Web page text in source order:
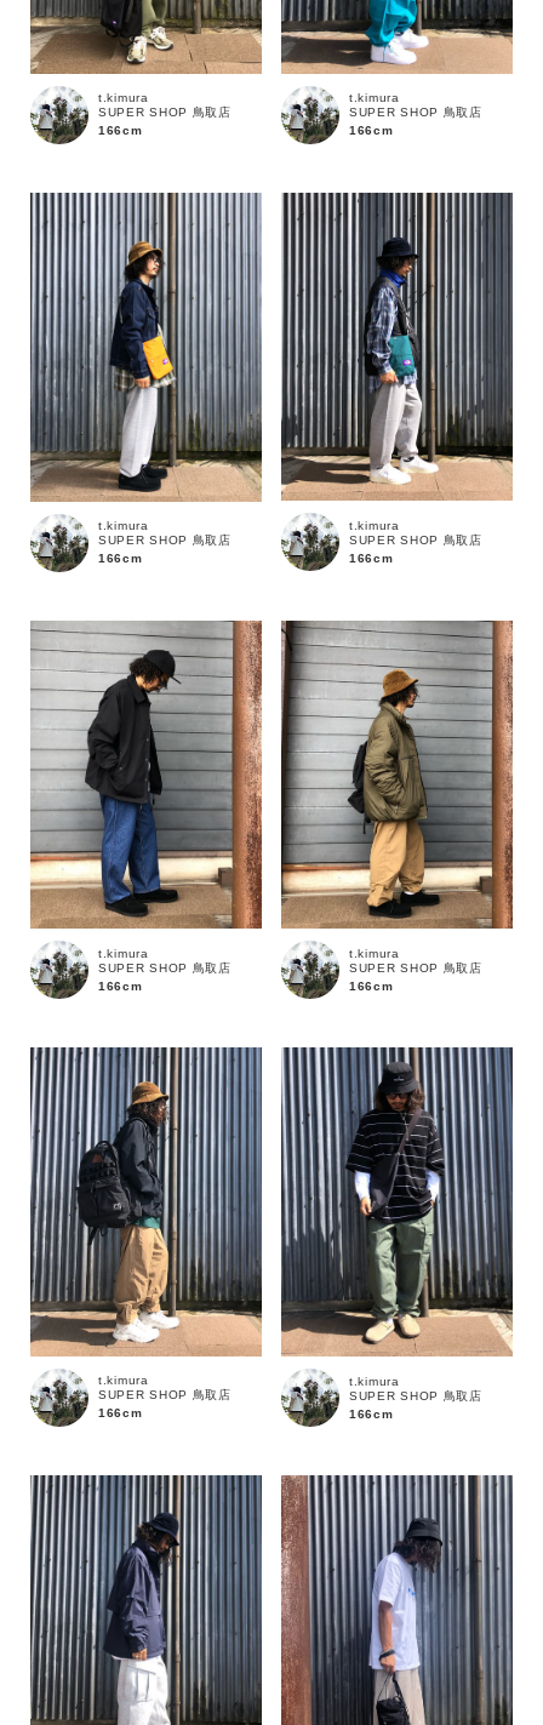
キーワード
MENS LADIES KIDS
カテゴリ
ブランド
t.kimura
SUPER SHOP 鳥取店
166cm
t.kimura
SUPER SHOP 鳥取店
166cm
t.kimura
SUPER SHOP 鳥取店
166cm
t.kimura
SUPER SHOP 鳥取店
166cm
t.kimura
SUPER SHOP 鳥取店
166cm
t.kimura
SUPER SHOP 鳥取店
166cm
t.kimura
SUPER SHOP 鳥取店
166cm
t.kimura
SUPER SHOP 鳥取店
166cm